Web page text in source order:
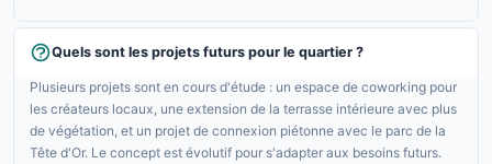
Quels sont les projets futurs pour le quartier ?
Plusieurs projets sont en cours d'étude : un espace de coworking pour
les créateurs locaux, une extension de la terrasse intérieure avec plus
de végétation, et un projet de connexion piétonne avec le parc de la
Tête d'Or. Le concept est évolutif pour s'adapter aux besoins futurs.